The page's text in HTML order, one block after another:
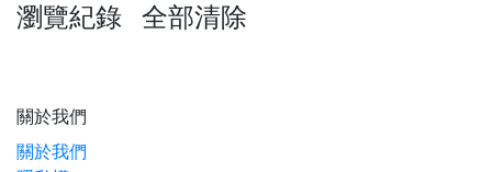
瀏覽紀錄 全部清除
關於我們
關於我們